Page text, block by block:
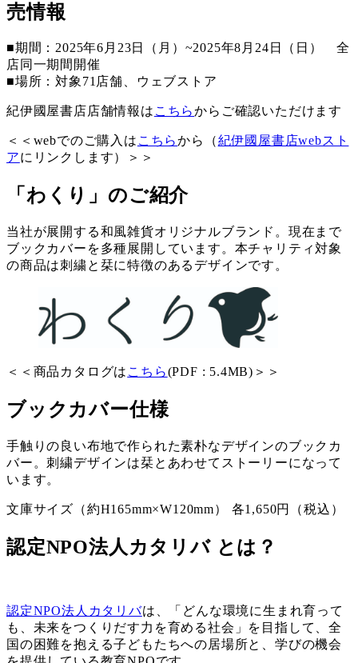
売情報
■期間：2025年6月23日（月）~2025年8月24日（日） 全
店同一期間開催
■場所：対象71店舗、ウェブストア
紀伊國屋書店店舗情報は こちらからご確認いただけます
＜＜webでのご購入は こちらから（紀伊國屋書店webスト
アにリンクします）＞＞
「わくり」のご紹介
当社が展開する和風雑貨オリジナルブランド。現在まで
ブックカバーを多種展開しています。本チャリティ対象
の商品は刺繍と栞に特徴のあるデザインです。
＜＜商品カタログは こちら(PDF : 5.4MB)＞＞
ブックカバー仕様
手触りの良い布地で作られた素朴なデザインのブックカ
バー。刺繍デザインは栞とあわせてストーリーになって
います。
文庫サイズ（約H165mm×W120mm） 各1,650円（税込）
認定NPO法人カタリバ とは？
認定NPO法人カタリバは、「どんな環境に生まれ育って
も、未来をつくりだす力を育める社会」を目指して、全
国の困難を抱える子どもたちへの居場所と、学びの機会